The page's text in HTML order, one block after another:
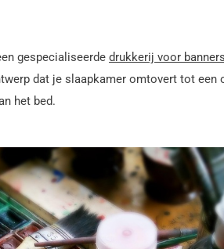
gespecialiseerde drukkerij voor
dat je slaapkamer omtovert tot
het bed.